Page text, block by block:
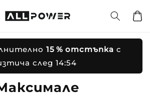
15 % отстъпка с
след 14:53
к